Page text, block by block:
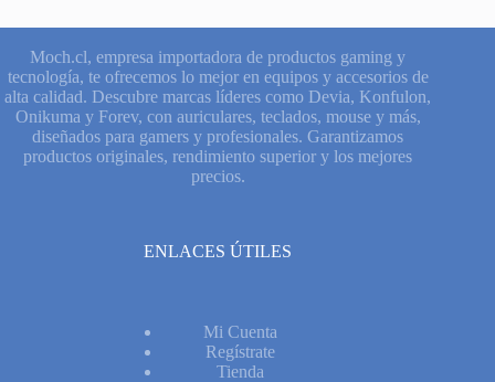
Moch.cl, empresa importadora de productos gaming y
tecnología, te ofrecemos lo mejor en equipos y accesorios de
alta calidad. Descubre marcas líderes como Devia, Konfulon,
Onikuma y Forev, con auriculares, teclados, mouse y más,
diseñados para gamers y profesionales. Garantizamos
productos originales, rendimiento superior y los mejores
precios.
ENLACES ÚTILES
Mi Cuenta
Regístrate
Tienda